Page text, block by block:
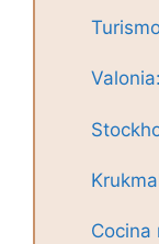
Cocina